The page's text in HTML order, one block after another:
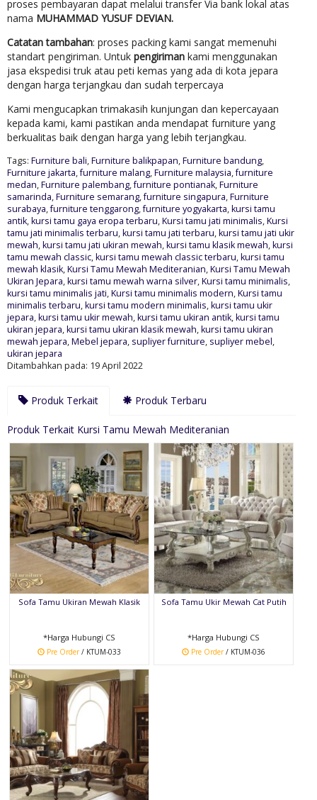
proses pembayaran dapat melalui transfer Via bank lokal atas
nama MUHAMMAD YUSUF DEVIAN.
Catatan tambahan: proses packing kami sangat memenuhi
standart pengiriman. Untuk pengiriman kami menggunakan
jasa ekspedisi truk atau peti kemas yang ada di kota jepara
dengan harga terjangkau dan sudah terpercaya
Kami mengucapkan trimakasih kunjungan dan kepercayaan
kepada kami, kami pastikan anda mendapat furniture yang
berkualitas baik dengan harga yang lebih terjangkau.
Tags: Furniture bali,Furniture balikpapan,Furniture bandung,
Furniture jakarta,furniture malang,Furniture malaysia,furniture
medan,Furniture palembang,furniture pontianak,Furniture
samarinda,Furniture semarang,furniture singapura,Furniture
surabaya,furniture tenggarong,furniture yogyakarta,kursi tamu
antik,kursi tamu gaya eropa terbaru,Kursi tamu jati minimalis,Kursi
tamu jati minimalis terbaru,kursi tamu jati terbaru,kursi tamu jati ukir
mewah,kursi tamu jati ukiran mewah,kursi tamu klasik mewah,kursi
tamu mewah classic,kursi tamu mewah classic terbaru,kursi tamu
mewah klasik,Kursi Tamu Mewah Mediteranian,Kursi Tamu Mewah
Ukiran Jepara,kursi tamu mewah warna silver,Kursi tamu minimalis,
kursi tamu minimalis jati,Kursi tamu minimalis modern,Kursi tamu
minimalis terbaru,kursi tamu modern minimalis,kursi tamu ukir
jepara,kursi tamu ukir mewah,kursi tamu ukiran antik,kursi tamu
ukiran jepara,kursi tamu ukiran klasik mewah,kursi tamu ukiran
mewah jepara,Mebel jepara, supliyer furniture, supliyer mebel,
ukiran jepara
Ditambahkan pada: 19 April 2022
Produk Terkait Produk Terbaru
Produk Terkait Kursi Tamu Mewah Mediteranian
Sofa Tamu Ukiran Mewah Klasik
*Harga Hubungi CS
Pre Order/ KTUM-033
Sofa Tamu Ukir Mewah Cat Putih
*Harga Hubungi CS
Pre Order/ KTUM-036